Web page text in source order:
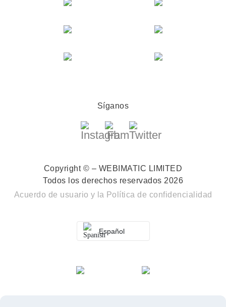
Síganos
Copyright © – WEBIMATIC LIMITED
Todos los derechos reservados 2026
Acuerdo de usuario y la Política de confidencialidad
Español